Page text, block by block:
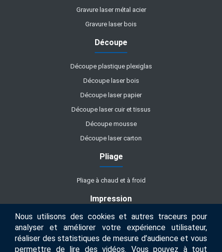
Gravure laser métal acier
Gravure laser bois
Découpe
Découpe plastique plexiglas
Découpe laser bois
Découpe laser papier
Découpe laser cuir et tissus
Découpe mousse
Découpe laser carton
Pliage
Pliage à chaud et à froid
Impression
Métiers
Nous utilisons des cookies et autres traceurs pour
analyser et améliorer votre expérience utilisateur,
réaliser des statistiques de mesure d’audience et vous
permettre de lire des vidéos. Vous pouvez à tout